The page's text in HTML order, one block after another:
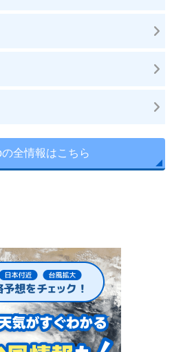
全情報はこちら